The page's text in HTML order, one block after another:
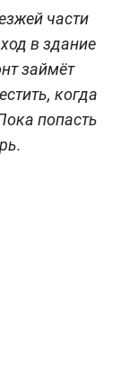
части
в здание
займёт
когда
попасть